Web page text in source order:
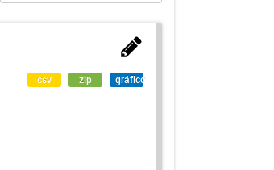
csv zip gráfico